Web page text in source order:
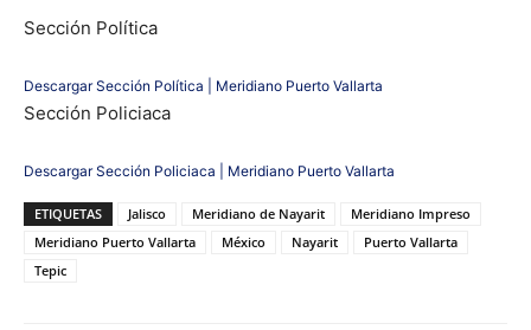
Sección Política
Descargar Sección Política | Meridiano Puerto Vallarta
Sección Policiaca
Descargar Sección Policiaca | Meridiano Puerto Vallarta
ETIQUETAS Jalisco Meridiano de Nayarit
Meridiano Impreso
Meridiano Puerto Vallarta
México Nayarit
Puerto Vallarta
Tepic